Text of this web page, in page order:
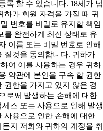
록 할 수 있습니다. 18세가 넘
가 회원 자격을 가질 때 귀
번호를 비밀로 유지할 책임
를 완전하게 최신 상태로 유
이름 또는 비밀 번호로 인해
질것을 동의합니다. 귀하가
여 이를 사용하는 경우 귀하
약관에 본인을 구속 할 권한
권한을 가지고 있지 않은 경
로써 발생하는 손해에 대한
스 또는 사용으로 인해 발생
사용으로 인한 손해에 대한
지 저희와 귀하의 계정을 취